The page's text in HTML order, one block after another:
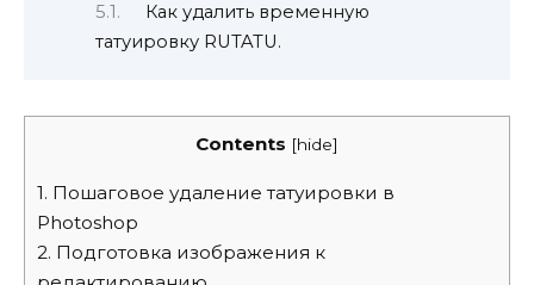
Как удалить временную
татуировку RUTATU.
Contents [hide]
1. Пошаговое удаление татуировки в
Photoshop
2. Подготовка изображения к